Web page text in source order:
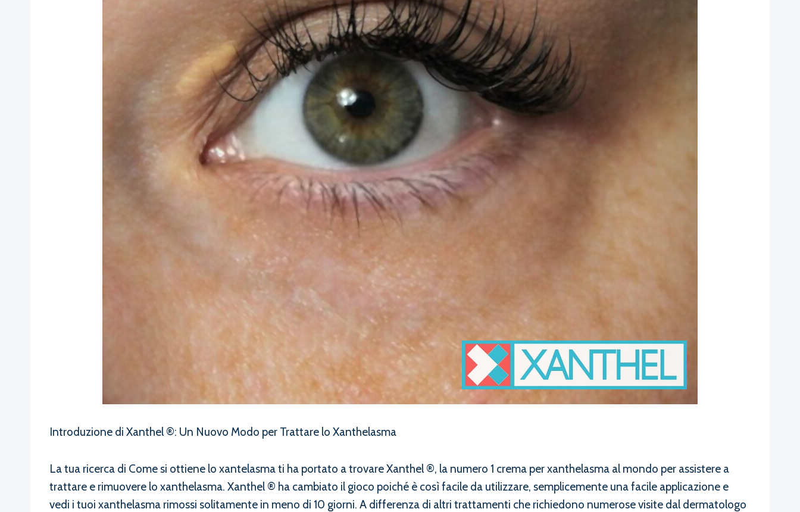
Introduzione di Xanthel ®: Un Nuovo Modo per Trattare lo Xanthelasma
La tua ricerca di Come si ottiene lo xantelasma ti ha portato a trovare Xanthel ®, la numero 1 crema per xanthelasma al mondo per assistere a
trattare e rimuovere lo xanthelasma. Xanthel ® ha cambiato il gioco poiché è così facile da utilizzare, semplicemente una facile applicazione e
vedi i tuoi xanthelasma rimossi solitamente in meno di 10 giorni. A differenza di altri trattamenti che richiedono numerose visite dal dermatologo